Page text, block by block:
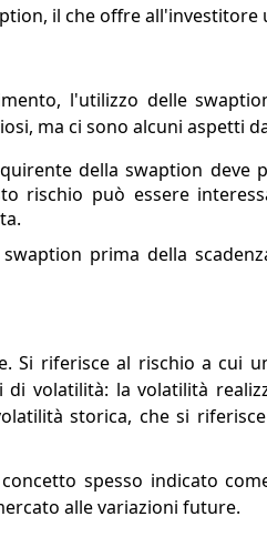
il che offre all'investitore
l'utilizzo delle
ma ci sono alcuni aspetti
della swaption deve
rischio può essere
prima della
Si riferisce al rischio a cui
volatilità: la volatilità
storica, che si
spesso indicato
alle variazioni future.